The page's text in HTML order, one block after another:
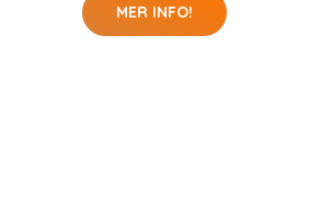
MER INFO!